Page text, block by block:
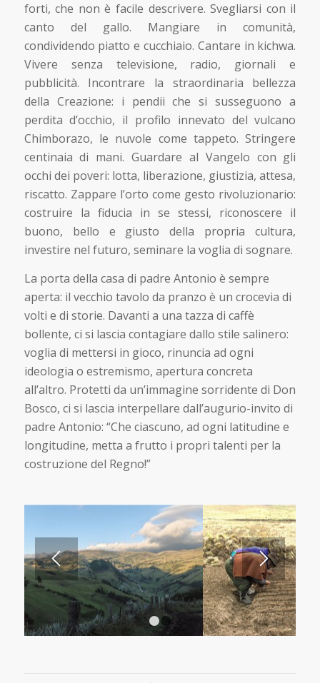
forti, che non è facile descrivere. Svegliarsi con il
canto del gallo. Mangiare in comunità,
condividendo piatto e cucchiaio. Cantare in kichwa.
Vivere senza televisione, radio, giornali e
pubblicità. Incontrare la straordinaria bellezza
della Creazione: i pendii che si susseguono a
perdita d’occhio, il profilo innevato del vulcano
Chimborazo, le nuvole come tappeto. Stringere
centinaia di mani. Guardare al Vangelo con gli
occhi dei poveri: lotta, liberazione, giustizia, attesa,
riscatto. Zappare l’orto come gesto rivoluzionario:
costruire la fiducia in se stessi, riconoscere il
buono, bello e giusto della propria cultura,
investire nel futuro, seminare la voglia di sognare.
La porta della casa di padre Antonio è sempre
aperta: il vecchio tavolo da pranzo è un crocevia di
volti e di storie. Davanti a una tazza di caffè
bollente, ci si lascia contagiare dallo stile salinero:
voglia di mettersi in gioco, rinuncia ad ogni
ideologia o estremismo, apertura concreta
all’altro. Protetti da un’immagine sorridente di Don
Bosco, ci si lascia interpellare dall’augurio-invito di
padre Antonio: “Che ciascuno, ad ogni latitudine e
longitudine, metta a frutto i propri talenti per la
costruzione del Regno!”
1 2